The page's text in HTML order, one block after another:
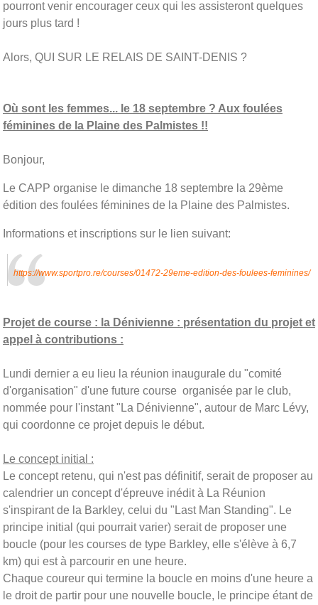
pourront venir encourager ceux qui les assisteront quelques
jours plus tard !
Alors, QUI SUR LE RELAIS DE SAINT-DENIS ?
Où sont les femmes... le 18 septembre ? Aux foulées
féminines de la Plaine des Palmistes !!
Bonjour,
Le CAPP organise le dimanche 18 septembre la 29ème
édition des foulées féminines de la Plaine des Palmistes.
Informations et inscriptions sur le lien suivant:
https://www.sportpro.re/courses/01472-29eme-edition-des-foulees-feminines/
Projet de course : la Dénivienne : présentation du projet et
appel à contributions :
Lundi dernier a eu lieu la réunion inaugurale du "comité
d'organisation" d'une future course organisée par le club,
nommée pour l'instant "La Dénivienne", autour de Marc Lévy,
qui coordonne ce projet depuis le début.
Le concept initial :
Le concept retenu, qui n'est pas définitif, serait de proposer au
calendrier un concept d'épreuve inédit à La Réunion
s'inspirant de la Barkley, celui du "Last Man Standing". Le
principe initial (qui pourrait varier) serait de proposer une
boucle (pour les courses de type Barkley, elle s'élève à 6,7
km) qui est à parcourir en une heure.
Chaque coureur qui termine la boucle en moins d'une heure a
le droit de partir pour une nouvelle boucle, le principe étant de